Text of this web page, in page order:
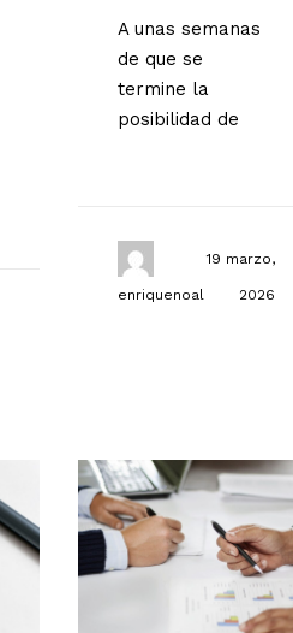
A unas semanas
de que se
termine la
posibilidad de
enriquenoal
19 marzo,
2026